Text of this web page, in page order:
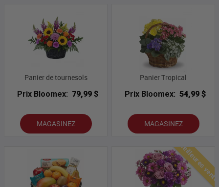
Panier de tournesols
Prix Bloomex: 79,99 $
MAGASINEZ
Panier Tropical
Prix Bloomex: 54,99 $
MAGASINEZ
Meilleures